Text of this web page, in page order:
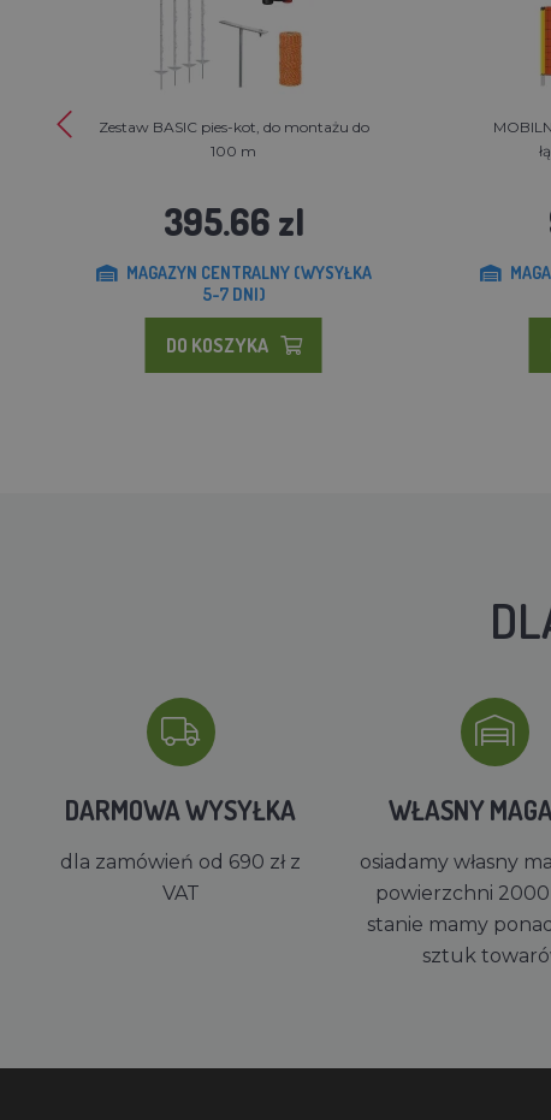
Zestaw BASIC pies-kot, do montażu do
100 m
395.66 zl
MAGAZYN CENTRALNY (WYSYŁKA
5-7 DNI)
DO KOSZYKA
DARMOWA WYSYŁKA
dla zamówień od 690 zł z
VAT
WŁASNY
osiadamy własny
powierzchni
stanie mamy
sztuk